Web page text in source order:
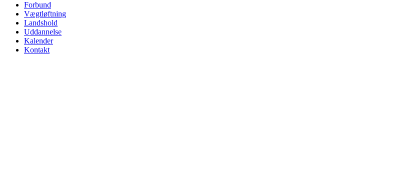
Forbund
Vægtløftning
Landshold
Uddannelse
Kalender
Kontakt